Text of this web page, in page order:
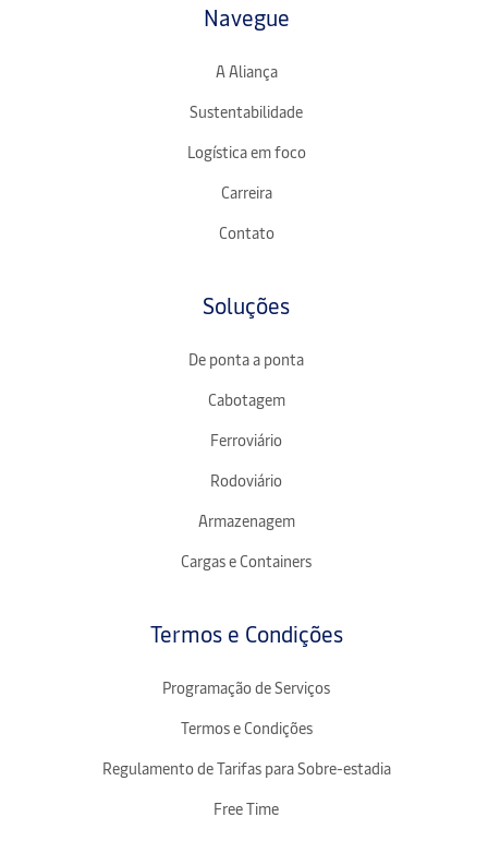
Navegue
A Aliança
Sustentabilidade
Logística em foco
Carreira
Contato
Soluções
De ponta a ponta
Cabotagem
Ferroviário
Rodoviário
Armazenagem
Cargas e Containers
Termos e Condições
Programação de Serviços
Termos e Condições
Regulamento de Tarifas para Sobre-estadia
Free Time